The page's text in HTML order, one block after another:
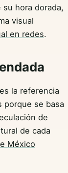
su hora dorada,
visual
en redes.
es la referencia
porque se basa
de
de cada
México